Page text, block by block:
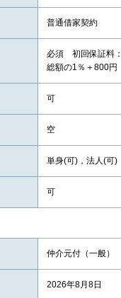
普通借家契約
必須 初回保証料
総額の1％＋800円
可
空
単身(可)，法人(可)
可
仲介元付（一般）
2026年8月8日